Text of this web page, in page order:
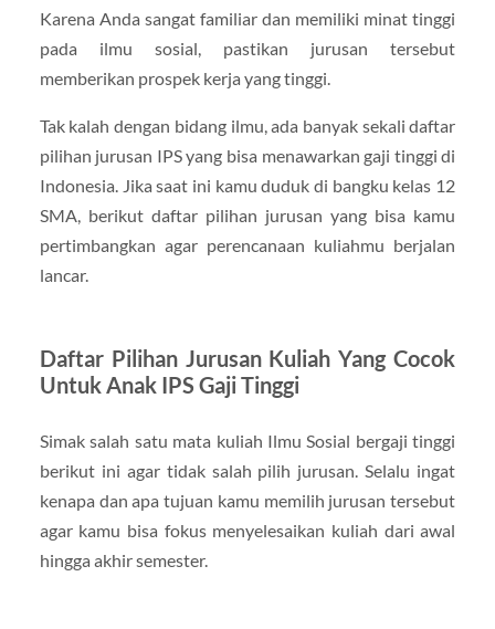
Karena Anda sangat familiar dan memiliki minat tinggi
pada ilmu sosial, pastikan jurusan tersebut
memberikan prospek kerja yang tinggi.
Tak kalah dengan bidang ilmu, ada banyak sekali daftar
pilihan jurusan IPS yang bisa menawarkan gaji tinggi di
Indonesia. Jika saat ini kamu duduk di bangku kelas 12
SMA, berikut daftar pilihan jurusan yang bisa kamu
pertimbangkan agar perencanaan kuliahmu berjalan
lancar.
Daftar Pilihan Jurusan Kuliah Yang Cocok
Untuk Anak IPS Gaji Tinggi
Simak salah satu mata kuliah Ilmu Sosial bergaji tinggi
berikut ini agar tidak salah pilih jurusan. Selalu ingat
kenapa dan apa tujuan kamu memilih jurusan tersebut
agar kamu bisa fokus menyelesaikan kuliah dari awal
hingga akhir semester.